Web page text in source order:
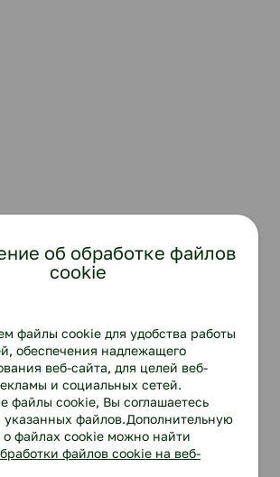
об обработке файлов
cookie
файлы cookie для удобства работы
обеспечения надлежащего
веб-сайта, для целей веб-
и социальных сетей.
файлы cookie, Вы соглашаетесь
указанных файлов.Дополнительную
файлах cookie можно найти
файлов cookie на веб-